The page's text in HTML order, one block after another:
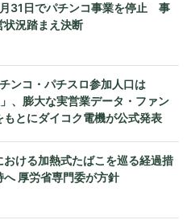
31日でパチンコ事業を停止 事
状況踏まえ決断
ンコ・パチスロ参加人口は
」、膨大な実営業データ・ファン
もとにダイコク電機が公式発表
おける加熱式たばこを巡る経過措
へ 厚労省専門委が方針